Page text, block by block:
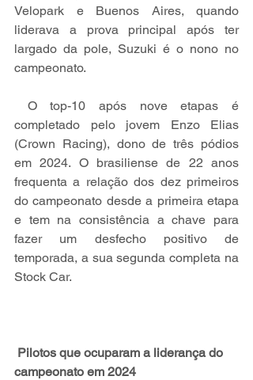
Velopark e Buenos Aires, quando
liderava a prova principal após ter
largado da pole, Suzuki é o nono no
campeonato.
completado pelo jovem Enzo Elias
(Crown Racing), dono de três pódios
em 2024. O brasiliense de 22 anos
frequenta a relação dos dez primeiros
do campeonato desde a primeira etapa
e tem na consistência a chave para
fazer um desfecho positivo de
temporada, a sua segunda completa na
Stock Car.
Pilotos que ocuparam a liderança do
campeonato em 2024